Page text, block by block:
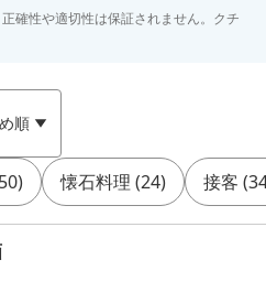
確性や適切性は保証されません。クチ
順
50) 懐石料理 (24) 接客 (